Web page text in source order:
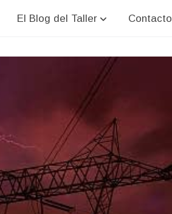
El Blog del Taller Contacto